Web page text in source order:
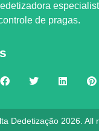
de pragas.
Dedetização 2026. All